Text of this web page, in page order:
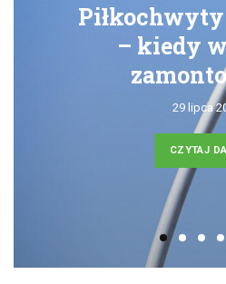
Piłkochwyty
– kiedy
29 lipca 2026
CZYTAJ DALEJ